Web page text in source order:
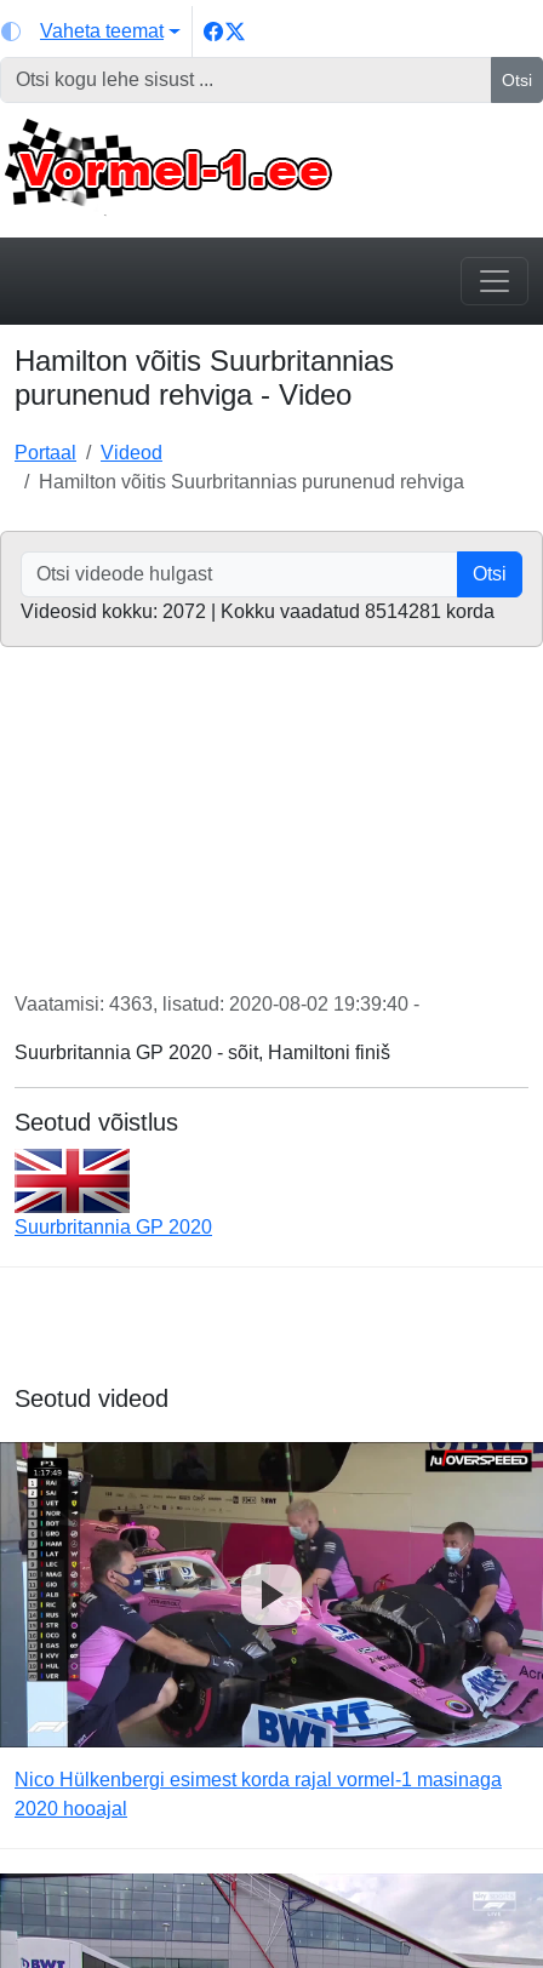
Vaheta teemat
Otsi
Hamilton võitis Suurbritannias
purunenud rehviga - Video
Portaal
Videod
Hamilton võitis Suurbritannias purunenud rehviga
Otsi
Videosid kokku: 2072 | Kokku vaadatud 8514281 korda
Vaatamisi: 4363, lisatud: 2020-08-02 19:39:40 -
Suurbritannia GP 2020 - sõit, Hamiltoni finiš
Seotud võistlus
Suurbritannia GP 2020
Seotud videod
Nico Hülkenbergi esimest korda rajal vormel-1 masinaga
2020 hooajal